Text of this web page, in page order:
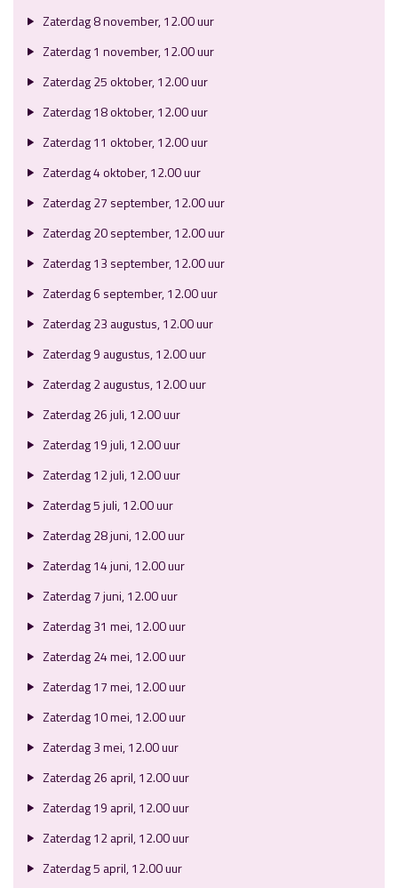
Zaterdag 8 november, 12.00 uur
Zaterdag 1 november, 12.00 uur
Zaterdag 25 oktober, 12.00 uur
Zaterdag 18 oktober, 12.00 uur
Zaterdag 11 oktober, 12.00 uur
Zaterdag 4 oktober, 12.00 uur
Zaterdag 27 september, 12.00 uur
Zaterdag 20 september, 12.00 uur
Zaterdag 13 september, 12.00 uur
Zaterdag 6 september, 12.00 uur
Zaterdag 23 augustus, 12.00 uur
Zaterdag 9 augustus, 12.00 uur
Zaterdag 2 augustus, 12.00 uur
Zaterdag 26 juli, 12.00 uur
Zaterdag 19 juli, 12.00 uur
Zaterdag 12 juli, 12.00 uur
Zaterdag 5 juli, 12.00 uur
Zaterdag 28 juni, 12.00 uur
Zaterdag 14 juni, 12.00 uur
Zaterdag 7 juni, 12.00 uur
Zaterdag 31 mei, 12.00 uur
Zaterdag 24 mei, 12.00 uur
Zaterdag 17 mei, 12.00 uur
Zaterdag 10 mei, 12.00 uur
Zaterdag 3 mei, 12.00 uur
Zaterdag 26 april, 12.00 uur
Zaterdag 19 april, 12.00 uur
Zaterdag 12 april, 12.00 uur
Zaterdag 5 april, 12.00 uur